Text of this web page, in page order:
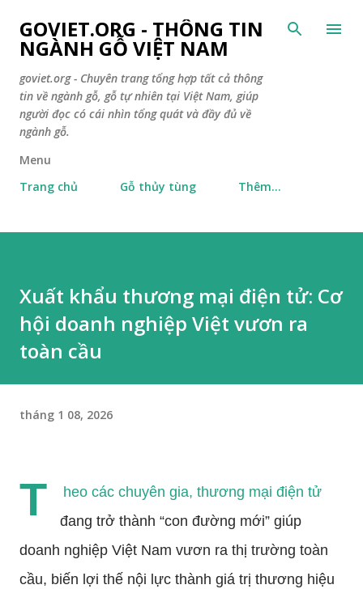
Chuyển đến
GOVIET.ORG - THÔNG TIN
NGÀNH GỖ VIỆT NAM
goviet.org - Chuyên trang tổng hợp tất cả thông
tin về ngành gỗ, gỗ tự nhiên tại Việt Nam, giúp
người đọc có cái nhìn tổng quát và đầy đủ về
ngành gỗ.
Menu
Trang chủ
Gỗ thủy tùng Thêm…
Xuất khẩu thương mại điện tử: Cơ
hội doanh nghiệp Việt vươn ra
toàn cầu
tháng 1 08, 2026
T
heo các chuyên gia, thương mại điện tử
đang trở thành “con đường mới” giúp
doanh nghiệp Việt Nam vươn ra thị trường toàn
cầu, biến lợi thế nội lực thành giá trị thương hiệu